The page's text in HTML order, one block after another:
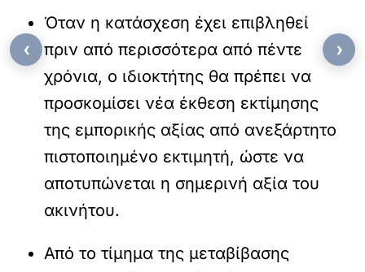
Όταν η κατάσχεση έχει επιβληθεί
πριν από περισσότερα από πέντε
χρόνια, ο ιδιοκτήτης θα πρέπει να
προσκομίσει νέα έκθεση εκτίμησης
της εμπορικής αξίας από ανεξάρτητο
πιστοποιημένο εκτιμητή, ώστε να
αποτυπώνεται η σημερινή αξία του
ακινήτου.
Από το τίμημα της μεταβίβασης
‹ ›